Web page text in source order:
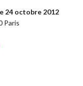
24 octobre 2012
Paris